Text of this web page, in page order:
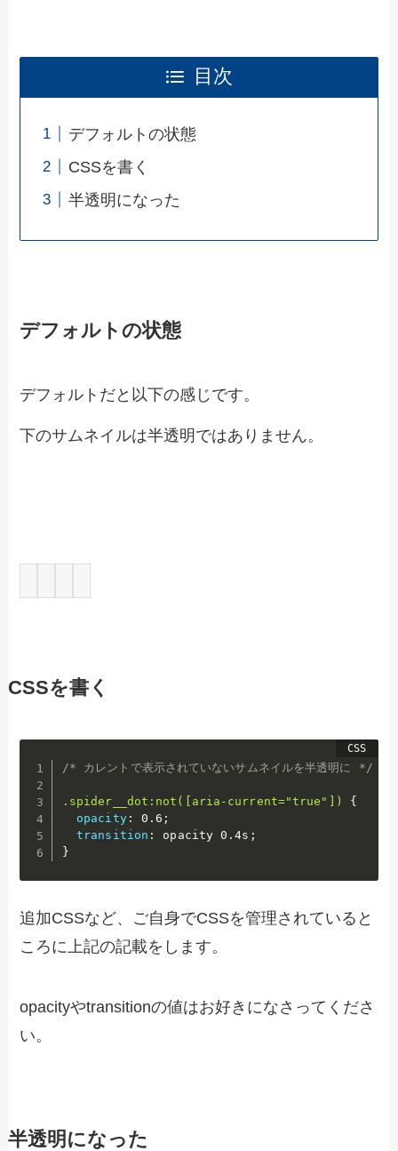
目次
デフォルトの状態
CSSを書く
半透明になった
デフォルトの状態
デフォルトだと以下の感じです。
下のサムネイルは半透明ではありません。
CSSを書く
/* カレントで表示されていないサムネイルを半透明に */
.spider__dot:not([aria-current="true"])
{
opacity: 0.6 ;
transition : opacity 0.4s ;
}
追加CSSなど、ご自身でCSSを管理されていると
ころに上記の記載をします。
opacityやtransitionの値はお好きになさってくださ
い。
半透明になった